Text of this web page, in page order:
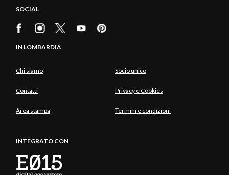
SOCIAL
IN LOMBARDIA
Chi siamo Socio unico
Contatti Privacy e Cookies
Area stampa Termini e condizioni
INTEGRATO CON